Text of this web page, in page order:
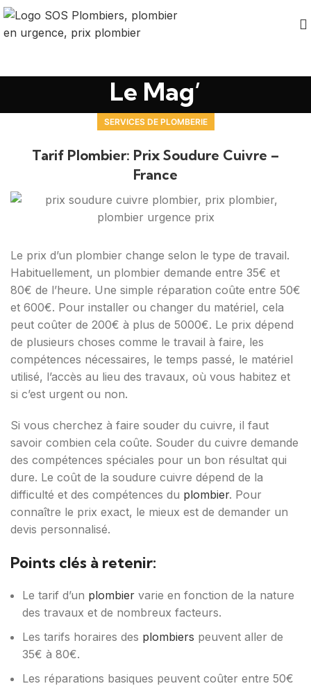
Le Mag’
SERVICES DE PLOMBERIE
Tarif Plombier: Prix Soudure Cuivre –
France
Le prix d’un plombier change selon le type de travail.
Habituellement, un plombier demande entre 35€ et
80€ de l’heure. Une simple réparation coûte entre 50€
et 600€. Pour installer ou changer du matériel, cela
peut coûter de 200€ à plus de 5000€. Le prix dépend
de plusieurs choses comme le travail à faire, les
compétences nécessaires, le temps passé, le matériel
utilisé, l’accès au lieu des travaux, où vous habitez et
si c’est urgent ou non.
Si vous cherchez à faire souder du cuivre, il faut
savoir combien cela coûte. Souder du cuivre demande
des compétences spéciales pour un bon résultat qui
dure. Le coût de la soudure cuivre dépend de la
difficulté et des compétences du plombier. Pour
connaître le prix exact, le mieux est de demander un
devis personnalisé.
Points clés à retenir:
Le tarif d’un plombier varie en fonction de la nature
des travaux et de nombreux facteurs.
Les tarifs horaires des plombiers peuvent aller de
35€ à 80€.
Les réparations basiques peuvent coûter entre 50€